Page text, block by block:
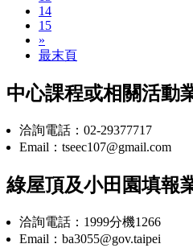
14
15
»
最末頁
中心課程或相關活動
洽詢電話：02-29377717
Email：tseec107@gmail.com
綠屋頂及小田園填報
洽詢電話：1999分機1266
Email：ba3055@gov.taipei